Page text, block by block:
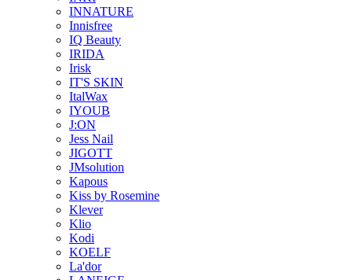
INNATURE
Innisfree
IQ Beauty
IRIDA
Irisk
IT'S SKIN
ItalWax
IYOUB
J:ON
Jess Nail
JIGOTT
JMsolution
Kapous
Kiss by Rosemine
Klever
Klio
Kodi
KOELF
La'dor